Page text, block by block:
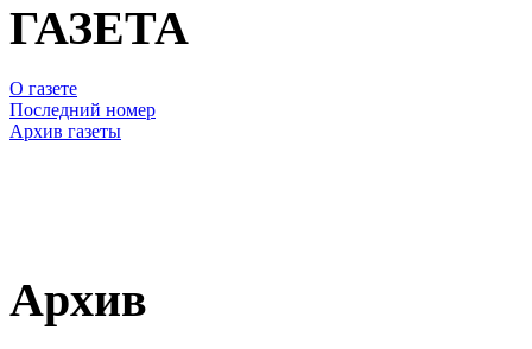
ГАЗЕТА
О газете
Последний номер
Архив газеты
Архив